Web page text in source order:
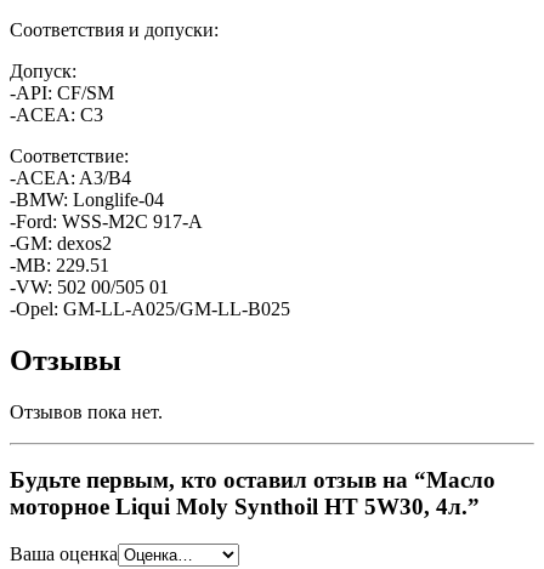
Соответствия и допуски:
Допуск:
-API: CF/SM
-ACEA: C3
Соответствие:
-ACEA: A3/B4
-BMW: Longlife-04
-Ford: WSS-M2C 917-A
-GM: dexos2
-MB: 229.51
-VW: 502 00/505 01
-Opel: GM-LL-A025/GM-LL-B025
Отзывы
Отзывов пока нет.
Будьте первым, кто оставил отзыв на “Масло
моторное Liqui Moly Synthoil HT 5W30, 4л.”
Ваша оценка